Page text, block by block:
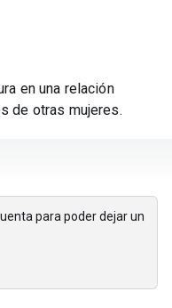
en una relación
de otras mujeres.
para poder dejar un